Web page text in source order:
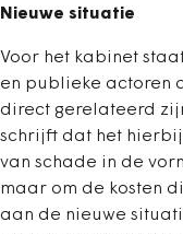
Nieuwe situatie
Voor het kabinet
en publieke actoren
direct gerelateerd
schrijft dat het
van schade in de
maar om de kosten
aan de nieuwe